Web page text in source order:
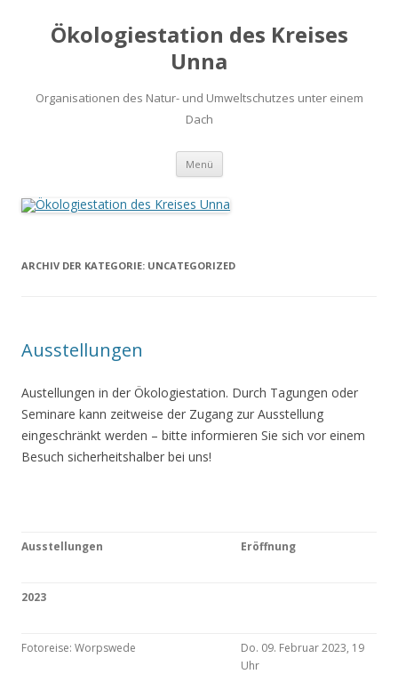
Ökologiestation des Kreises
Unna
Organisationen des Natur- und Umweltschutzes unter einem
Dach
Menü Zum
springen
ARCHIV DER KATEGORIE: UNCATEGORIZED
Ausstellungen
Austellungen in der Ökologiestation. Durch Tagungen oder
Seminare kann zeitweise der Zugang zur Ausstellung
eingeschränkt werden – bitte informieren Sie sich vor einem
Besuch sicherheitshalber bei uns!
Ausstellungen Eröffnung
2023
Fotoreise: Worpswede
Do. 09. Februar 2023, 19
Uhr